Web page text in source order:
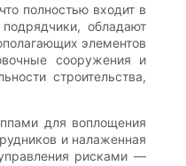
полностью входит в
обладают
элементов
сооружения и
строительства,
для воплощения
и налаженная
рисками —